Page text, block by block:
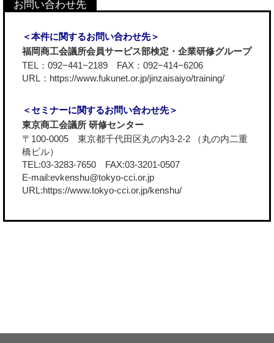
＜本件に関するお問い合わせ先＞
福岡商工会議所会員サービス部検定・企業研修グループ
TEL：092−441−2189 FAX：092−414−6206
URL： https://www.fukunet.or.jp/jinzaisaiyo/training/
＜セミナーに関するお問い合わせ先＞
東京商工会議所 研修センター
〒100-0005 東京都千代田区丸の内3-2-2 （丸の内二重
橋ビル）
TEL:03-3283-7650 FAX:03-3201-0507
E-mail:evkenshu@tokyo-cci.or.jp
URL:https://www.tokyo-cci.or.jp/kenshu/